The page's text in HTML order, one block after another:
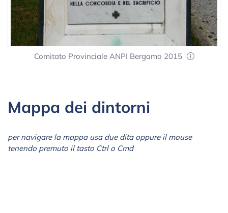
Comitato Provinciale ANPI Bergamo 2015
Mappa dei dintorni
per navigare la mappa usa due dita oppure il mouse
tenendo premuto il tasto Ctrl o Cmd